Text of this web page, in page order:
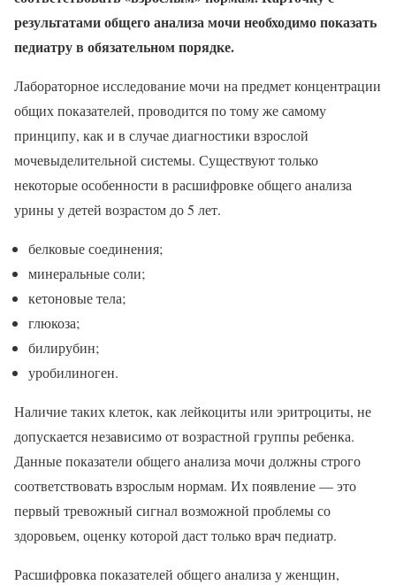
результатами общего анализа мочи необходимо показать
педиатру в обязательном порядке.
Лабораторное исследование мочи на предмет концентрации
общих показателей, проводится по тому же самому
принципу, как и в случае диагностики взрослой
мочевыделительной системы. Существуют только
некоторые особенности в расшифровке общего анализа
урины у детей возрастом до 5 лет.
белковые соединения;
минеральные соли;
кетоновые тела;
глюкоза;
билирубин;
уробилиноген.
Наличие таких клеток, как лейкоциты или эритроциты, не
допускается независимо от возрастной группы ребенка.
Данные показатели общего анализа мочи должны строго
соответствовать взрослым нормам. Их появление — это
первый тревожный сигнал возможной проблемы со
здоровьем, оценку которой даст только врач педиатр.
Расшифровка показателей общего анализа у женщин,